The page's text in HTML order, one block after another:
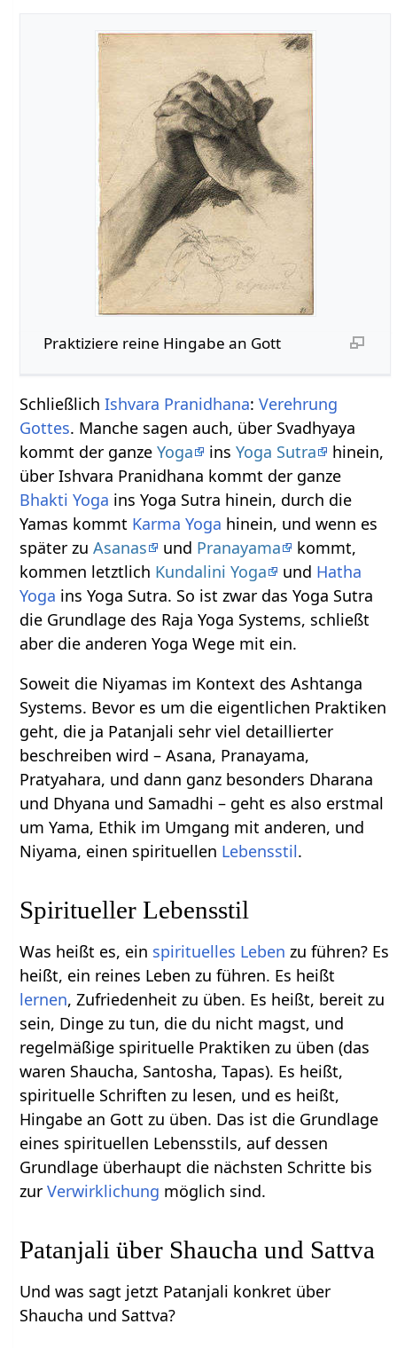
Praktiziere reine Hingabe an Gott
SchließlichIshvara Pranidhana:Verehrung
Gottes. Manche sagen auch, über Svadhyaya
kommt der ganzeYoga insYoga Sutra
hinein,
über Ishvara Pranidhana kommt der ganze
Bhakti Yoga ins Yoga Sutra hinein, durch die
Yamas kommt Karma Yoga hinein, und wenn es
später zuAsanas und Pranayama
kommt,
kommen letztlich Kundalini Yoga und Hatha
Yoga ins Yoga Sutra. So ist zwar das Yoga Sutra
die Grundlage des Raja Yoga Systems, schließt
aber die anderen Yoga Wege mit ein.
Soweit die Niyamas im Kontext des Ashtanga
Systems. Bevor es um die eigentlichen Praktiken
geht, die ja Patanjali sehr viel detaillierter
beschreiben wird – Asana, Pranayama,
Pratyahara, und dann ganz besonders Dharana
und Dhyana und Samadhi – geht es also erstmal
um Yama, Ethik im Umgang mit anderen, und
Niyama, einen spirituellen Lebensstil.
Spiritueller Lebensstil
Was heißt es, ein spirituelles Leben zu führen? Es
heißt, ein reines Leben zu führen. Es heißt
lernen, Zufriedenheit zu üben. Es heißt, bereit zu
sein, Dinge zu tun, die du nicht magst, und
regelmäßige spirituelle Praktiken zu üben (das
waren Shaucha, Santosha, Tapas). Es heißt,
spirituelle Schriften zu lesen, und es heißt,
Hingabe an Gott zu üben. Das ist die Grundlage
eines spirituellen Lebensstils, auf dessen
Grundlage überhaupt die nächsten Schritte bis
zurVerwirklichung möglich sind.
Patanjali über Shaucha und Sattva
Und was sagt jetzt Patanjali konkret über
Shaucha und Sattva?